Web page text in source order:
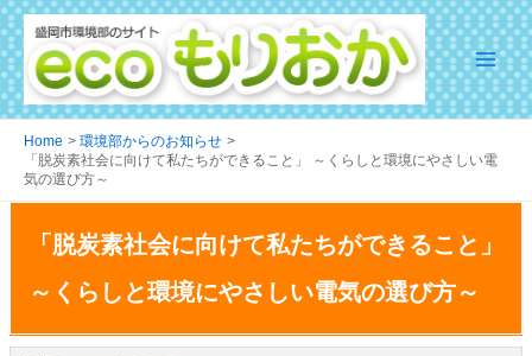
Home
環境部からのお知らせ
「脱炭素社会に向けて私たちができること」 ～くらしと環境にやさしい電
気の選び方～
「脱炭素社会に向けて私たちができること」
～くらしと環境にやさしい電気の選び方～